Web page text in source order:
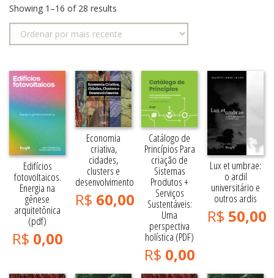
Showing 1–16 of 28 results
Edifícios
fotovoltaicos.
Energia na
gênese
arquitetônica
(pdf)
R$ 0,00
Economia
criativa,
cidades,
clusters e
desenvolvimento
R$ 60,00
Catálogo de
Princípios Para
criação de
Sistemas
Produtos +
Serviços
Sustentáveis:
Uma
perspectiva
holística (PDF)
R$ 0,00
Lux et umbrae:
o ardil
universitário e
outros ardis
R$ 50,00